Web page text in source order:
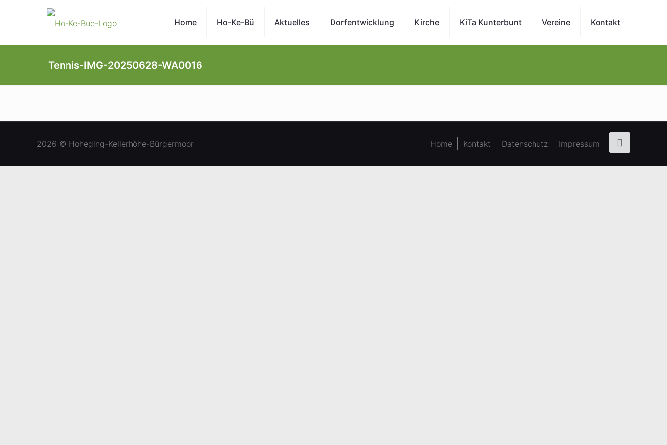
Home Ho-Ke-Bü Aktuelles Dorfentwicklung Kirche KiTa Kunterbunt Vereine Kontakt
Tennis-IMG-20250628-WA0016
2026 © Hoheging-Kellerhöhe-Bürgermoor Home Kontakt Datenschutz Impressum